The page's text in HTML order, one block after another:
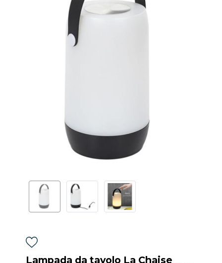
Lampada da tavolo La Chaise